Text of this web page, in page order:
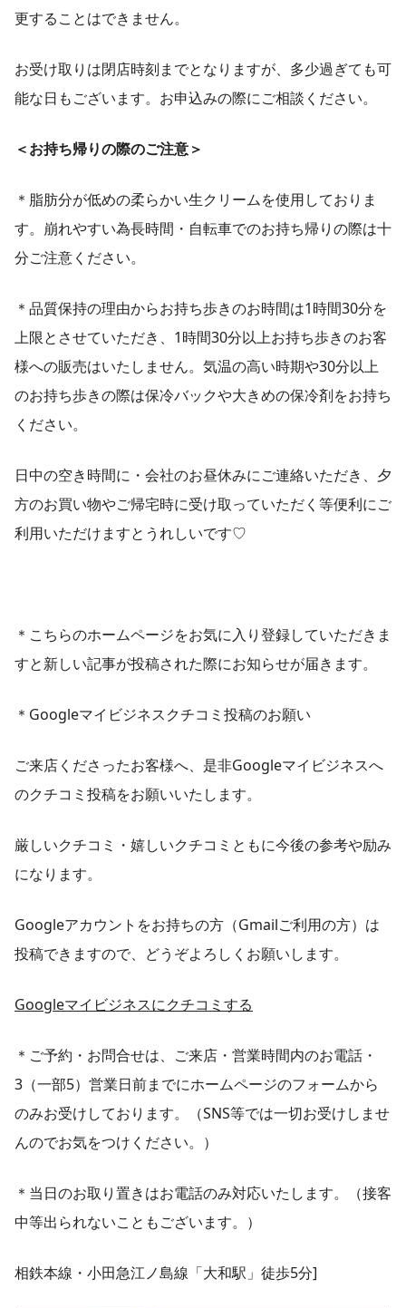
更することはできません。
お受け取りは閉店時刻までとなりますが、多少過ぎても可
能な日もございます。お申込みの際にご相談ください。
＜お持ち帰りの際のご注意＞
＊脂肪分が低めの柔らかい生クリームを使用しておりま
す。崩れやすい為長時間・自転車でのお持ち帰りの際は十
分ご注意ください。
＊品質保持の理由からお持ち歩きのお時間は1時間30分を
上限とさせていただき、1時間30分以上お持ち歩きのお客
様への販売はいたしません。気温の高い時期や30分以上
のお持ち歩きの際は保冷バックや大きめの保冷剤をお持ち
ください。
日中の空き時間に・会社のお昼休みにご連絡いただき、夕
方のお買い物やご帰宅時に受け取っていただく等便利にご
利用いただけますとうれしいです♡
＊こちらのホームページをお気に入り登録していただきま
すと新しい記事が投稿された際にお知らせが届きます。
＊Googleマイビジネスクチコミ投稿のお願い
ご来店くださったお客様へ、是非Googleマイビジネスへ
のクチコミ投稿をお願いいたします。
厳しいクチコミ・嬉しいクチコミともに今後の参考や励み
になります。
Googleアカウントをお持ちの方（Gmailご利用の方）は
投稿できますので、どうぞよろしくお願いします。
Googleマイビジネスにクチコミする
＊ご予約・お問合せは、ご来店・営業時間内のお電話・
3（一部5）営業日前までにホームページのフォームから
のみお受けしております。（SNS等では一切お受けしませ
んのでお気をつけください。）
＊当日のお取り置きはお電話のみ対応いたします。（接客
中等出られないこともございます。）
相鉄本線・小田急江ノ島線「大和駅」徒歩5分]